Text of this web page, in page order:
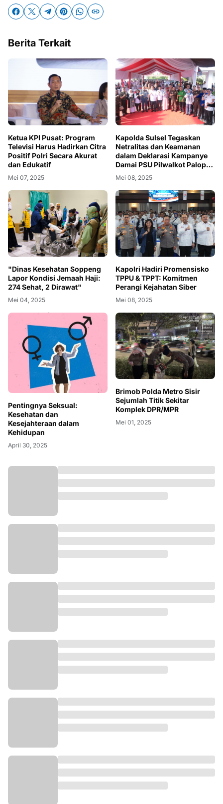
Berita Terkait
Ketua KPI Pusat: Program
Televisi Harus Hadirkan Citra
Positif Polri Secara Akurat
dan Edukatif
Mei 07, 2025
Kapolda Sulsel Tegaskan
Netralitas dan Keamanan
dalam Deklarasi Kampanye
Damai PSU Pilwalkot Palopo
2024.
Mei 08, 2025
"Dinas Kesehatan Soppeng
Lapor Kondisi Jemaah Haji:
274 Sehat, 2 Dirawat"
Mei 04, 2025
Kapolri Hadiri Promensisko
TPPU & TPPT: Komitmen
Perangi Kejahatan Siber
Mei 08, 2025
Pentingnya Seksual:
Kesehatan dan
Kesejahteraan dalam
Kehidupan
April 30, 2025
Brimob Polda Metro Sisir
Sejumlah Titik Sekitar
Komplek DPR/MPR
Mei 01, 2025